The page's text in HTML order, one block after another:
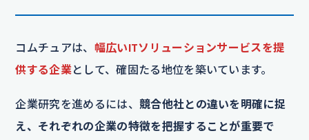
コムチュアは、 幅広いITソリューションサービスを提
供する企業として、確固たる地位を築いています。
企業研究を進めるには、 競合他社との違いを明確に捉
え、それぞれの企業の特徴を把握することが重要で